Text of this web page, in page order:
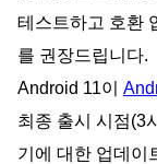
테스트하고 호환
를 권장드립니다.
Android 11이
최종 출시 시점(3
기에 대한 업데이